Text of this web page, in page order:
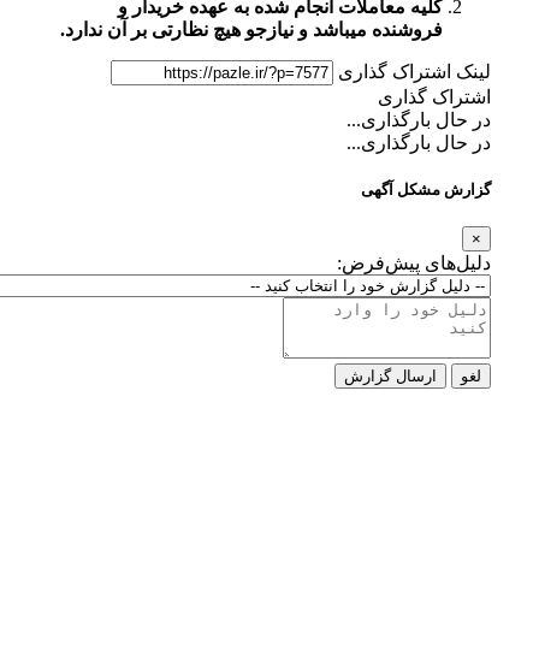
کلیه معاملات انجام شده به عهده خریدار و
فروشنده میباشد و نیازجو هیچ نظارتی بر آن ندارد.
لینک اشتراک گذاری
اشتراک گذاری
در حال بارگذاری...
در حال بارگذاری...
گزارش مشکل آگهی
دلیل‌های پیش‌فرض:
ارسال گزارش